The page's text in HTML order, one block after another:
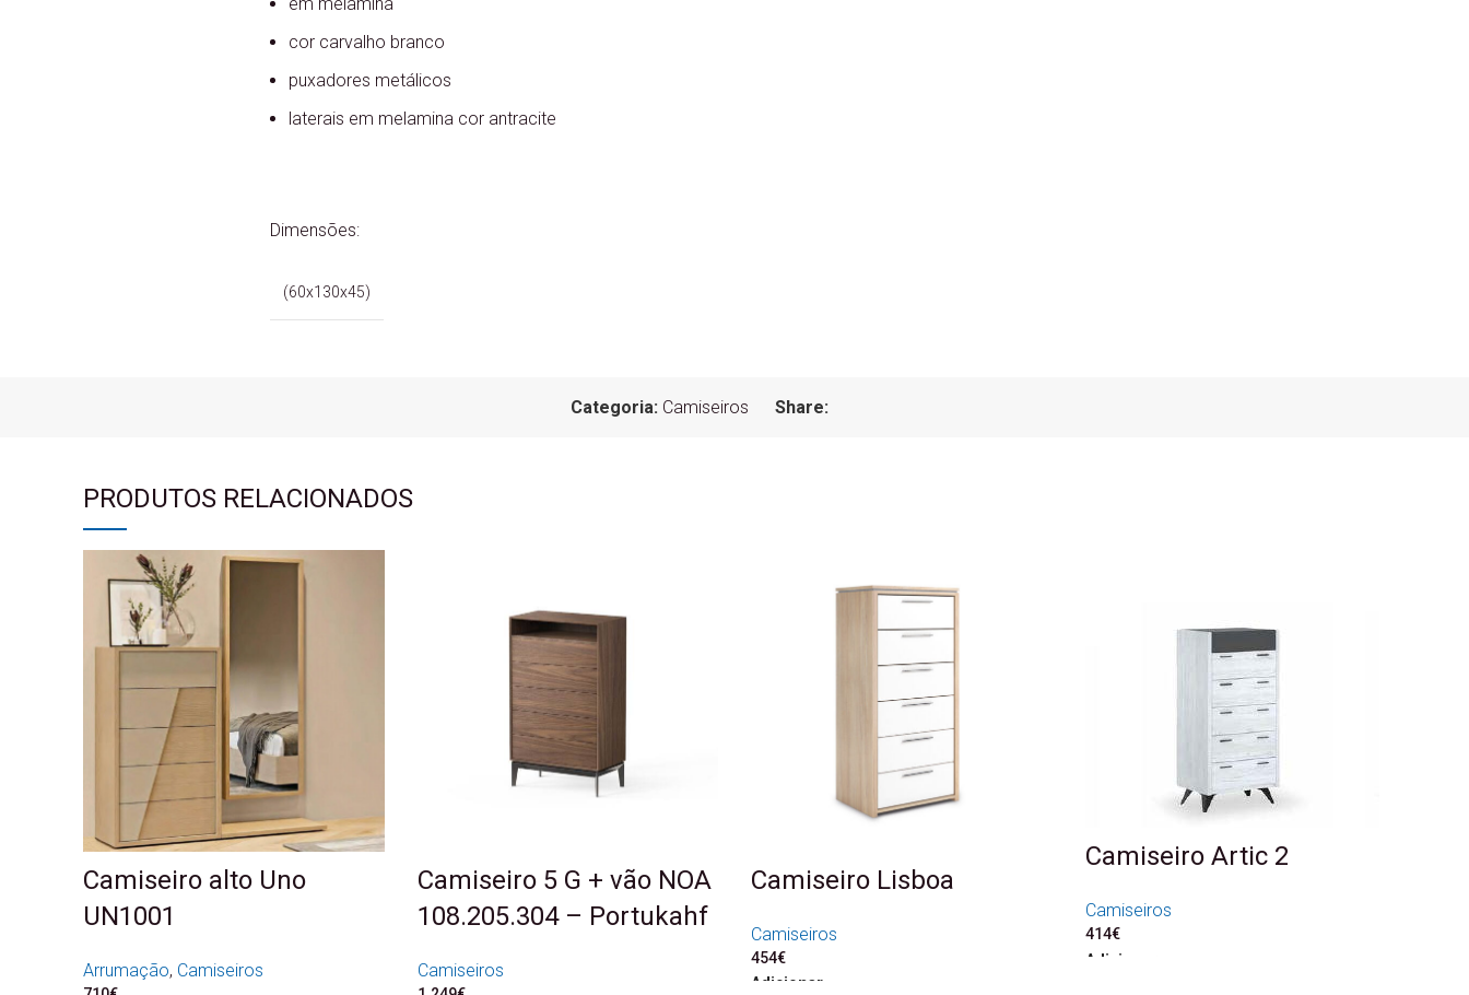
cor carvalho branco
puxadores metálicos
laterais em melamina cor antracite
Dimensões:
(60x130x45)
Categoria: Camiseiros Share:
PRODUTOS RELACIONADOS
Camiseiro alto Uno
UN1001
Arrumação, Camiseiros
Camiseiro 5 G + vão NOA
108.205.304 – Portukahf
Camiseiros
Camiseiro Lisboa
Camiseiros
454€
Adicionar
Camiseiro Artic 2
Camiseiros
414€
Adicionar